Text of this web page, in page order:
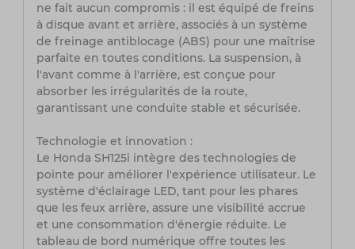
ne fait aucun compromis : il est équipé de freins
à disque avant et arrière, associés à un système
de freinage antiblocage (ABS) pour une maîtrise
parfaite en toutes conditions. La suspension, à
l'avant comme à l'arrière, est conçue pour
absorber les irrégularités de la route,
garantissant une conduite stable et sécurisée.
Technologie et innovation :
Le Honda SH125i intègre des technologies de
pointe pour améliorer l'expérience utilisateur. Le
système d'éclairage LED, tant pour les phares
que les feux arrière, assure une visibilité accrue
et une consommation d'énergie réduite. Le
tableau de bord numérique offre toutes les